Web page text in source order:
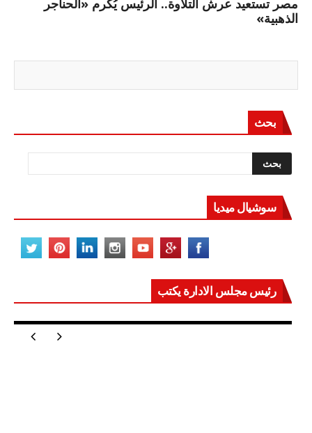
مصر تستعيد عرش التلاوة.. الرئيس يُكرم «الحناجر
الذهبية»
بحث
سوشيال ميديا
رئيس مجلس الادارة يكتب
مصر تعيد للعالم اتزانه